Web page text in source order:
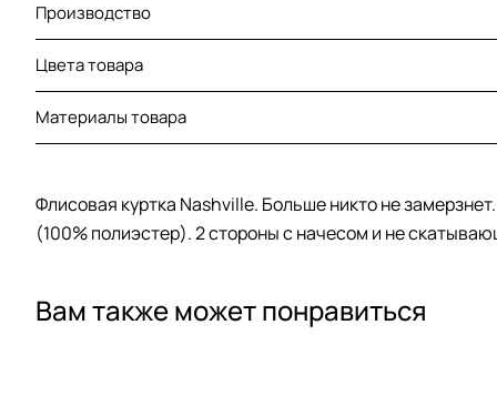
Производство
Цвета товара
Материалы товара
Флисовая куртка Nashville. Больше никто не
(100% полиэстер). 2 стороны с начесом и не
Вам также может понравиться